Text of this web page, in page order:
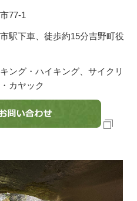
77-1
駅下車、徒歩約15分吉野町役
ング・ハイキング、サイクリ
カヤック